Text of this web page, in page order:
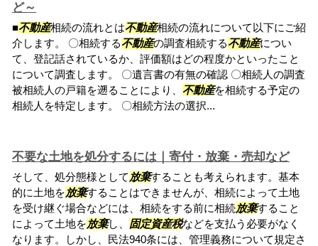
ど～
■不動産相続の流れとは不動産相続の流れについて以下にご紹
介します。 〇相続する不動産の調査相続する不動産につい
て、登記話されているか、評価額はどの程度かといったこと
について調査します。 〇遺言書の有無の確認 〇相続人の調査
被相続人の戸籍を遡ることにより、 不動産を相続する予定の
相続人を特定します。 〇相続方法の選択...
不要な土地を処分するには｜寄付・放棄・売却など
そして、処分態様として 放棄することも考えられます。基本
的に土地を放棄することはできませんが、相続によって土地
を受け継ぐ場合などには、相続をする前に相続放棄すること
によって土地を放棄し、 固定資産税などを支払う必要がなく
なります。しかし、民法940条には、管理義務について規定さ